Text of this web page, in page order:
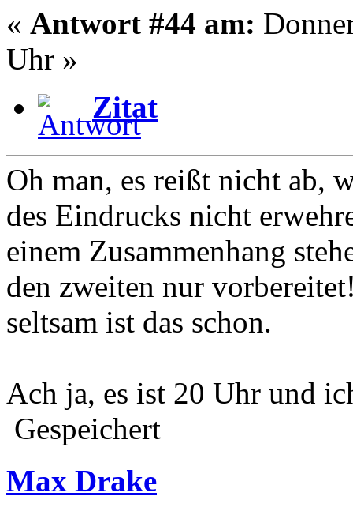
« Antwort #44 am:
Uhr »
Zitat
Oh man, es reißt nicht ab,
des Eindrucks nicht
einem Zusammenhang
den zweiten nur
seltsam ist das schon.
Ach ja, es ist 20 Uhr und
Gespeichert
Max Drake